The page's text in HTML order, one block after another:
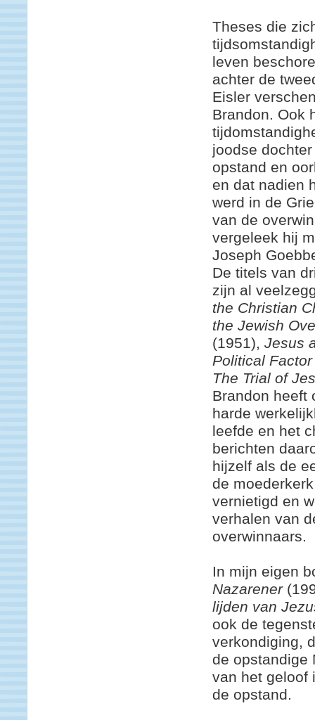
Theses die
leven
achter de
Eisler
Brandon. Ook
joodse
opstand en
en dat nadien
werd in de
van de
vergeleek hij
Joseph
De titels van
zijn al
the Christian
the Jewish
(1951), Jesus
Political
The Trial of
Brandon heeft
harde
leefde en het
berichten
hijzelf als de
de
vernietigd en
verhalen van
overwinnaars.
In mijn eigen
Nazarener
lijden van
ook de
verkondiging,
de opstandige
van het geloof
de opstand.